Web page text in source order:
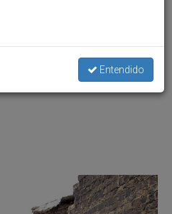
Entendido